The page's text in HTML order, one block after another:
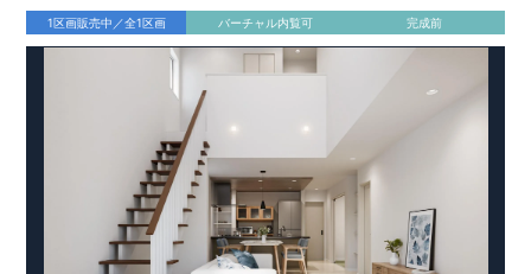
1区画販売中／全1区画 バーチャル内覧可 完成前